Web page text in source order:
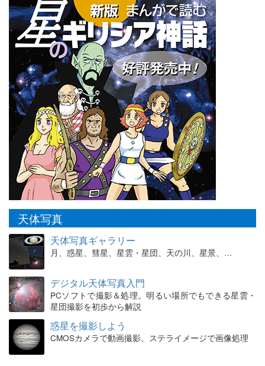
天体写真
天体写真ギャラリー
月、惑星、彗星、星雲・星団、天の川、星景、…
デジタル天体写真入門
PCソフトで撮影＆処理。明るい場所でもできる星雲・
星団撮影を初歩から解説
惑星を撮影しよう
CMOSカメラで動画撮影、ステライメージで画像処理